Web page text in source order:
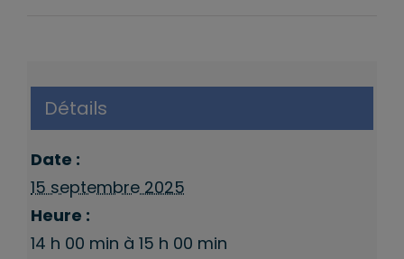
Détails
Date :
15 septembre 2025
Heure :
14 h 00 min à 15 h 00 min